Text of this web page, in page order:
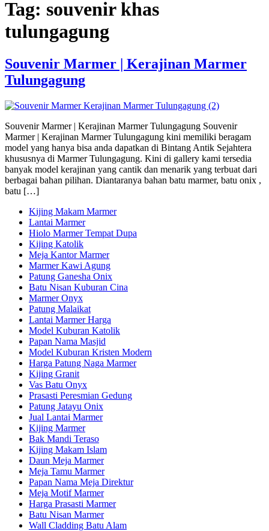
Tag: souvenir khas
tulungagung
Souvenir Marmer | Kerajinan Marmer
Tulungagung
Souvenir Marmer | Kerajinan Marmer Tulungagung Souvenir
Marmer | Kerajinan Marmer Tulungagung kini memiliki beragam
model yang hanya bisa anda dapatkan di Bintang Antik Sejahtera
khususnya di Marmer Tulungagung. Kini di gallery kami tersedia
banyak model kerajinan yang cantik dan menarik yang terbuat dari
berbagai bahan pilihan. Diantaranya bahan batu marmer, batu onix ,
batu […]
Kijing Makam Marmer
Lantai Marmer
Hiolo Marmer Tempat Dupa
Kijing Katolik
Meja Kantor Marmer
Marmer Kawi Agung
Patung Ganesha Onix
Batu Nisan Kuburan Cina
Marmer Onyx
Patung Malaikat
Lantai Marmer Harga
Model Kuburan Katolik
Papan Nama Masjid
Model Kuburan Kristen Modern
Harga Patung Naga Marmer
Kijing Granit
Vas Batu Onyx
Prasasti Peresmian Gedung
Patung Jatayu Onix
Jual Lantai Marmer
Kijing Marmer
Bak Mandi Teraso
Kijing Makam Islam
Daun Meja Marmer
Meja Tamu Marmer
Papan Nama Meja Direktur
Meja Motif Marmer
Harga Prasasti Marmer
Batu Nisan Marmer
Wall Cladding Batu Alam